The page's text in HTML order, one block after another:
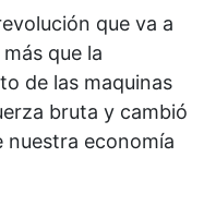
que va a
que la
de las maquinas
bruta y cambió
nuestra economía